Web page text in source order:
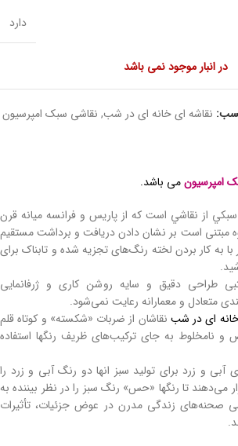
دارد
در انبار موجود نمی باشد
نقاشه ای خانه ای در شب, نقاشی سبک امپرسیون
امپرسیونمی باشد.
سبكي از نقاشي است كه از پاريس و فرانسه ميانه قرن
مبتنی است بر نشان دادن دریافت و برداشت مستقیم
با به کار بردن لخته رنگ‌های تجزیه شده و تابناک برای
طراحی دقیق و سایه روشن کاری و ژرفانمایی
متعادل و معمارانه رعایت نمی‌شود.
ای در شب نقاشان از ضربات «شکسته» و کوتاه قلم
و نامخلوط به جای ترکیب‌های ظریف رنگها استفاده
آبی و زرد برای تولید سبز انها دو رنگ آبی و زرد را
می‌دهند تا رنگها «حس» رنگ سبز را در نظر بیننده به
صحنه‌های زندگی مدرن در عوض جزئیات، تأثیرات